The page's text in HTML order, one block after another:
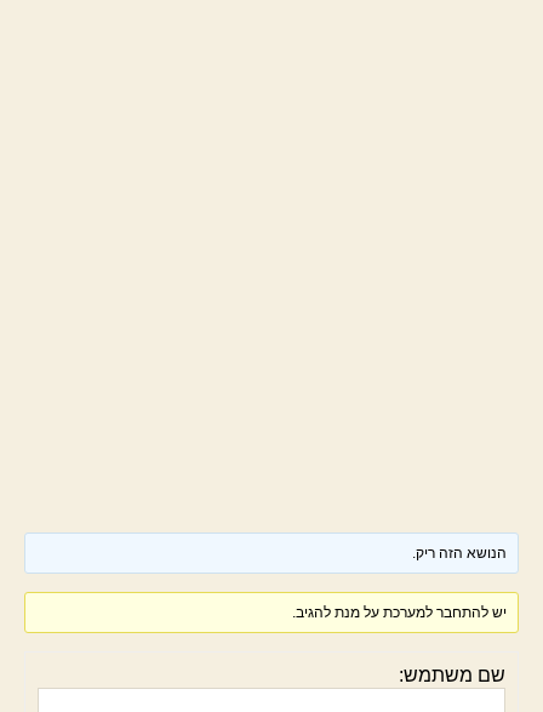
הנושא הזה ריק.
יש להתחבר למערכת על מנת להגיב.
שם משתמש: